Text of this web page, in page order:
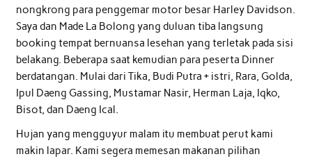
nongkrong para penggemar motor besar Harley Davidson.
Saya dan Made La Bolong yang duluan tiba langsung
booking tempat bernuansa lesehan yang terletak pada sisi
belakang. Beberapa saat kemudian para peserta Dinner
berdatangan. Mulai dari Tika, Budi Putra + istri, Rara, Golda,
Ipul Daeng Gassing, Mustamar Nasir, Herman Laja, Iqko,
Bisot, dan Daeng Ical.
Hujan yang mengguyur malam itu membuat perut kami
makin lapar. Kami segera memesan makanan pilihan